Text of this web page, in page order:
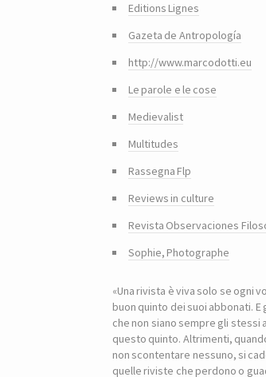
Editions Lignes
Gazeta de Antropología
http://www.marcodotti.eu
Le parole e le cose
Medievalist
Multitudes
Rassegna Flp
Reviews in culture
Revista Observaciones
Sophie, Photographe
«Una rivista è viva solo se ogni
buon quinto dei suoi abbonati. E
che non siano sempre gli stessi
questo quinto. Altrimenti,
non scontentare nessuno, si
quelle riviste che perdono o